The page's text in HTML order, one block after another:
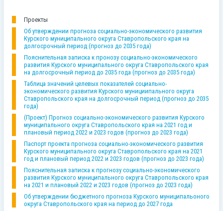
Проекты
Об утверждении прогноза социально-экономического развития
Курского муниципального округа Ставропольского края на
долгосрочный период (прогноз до 2035 года)
Пояснительная записка к пронозу социально-экономического
развития Курского муниципального округа Ставропольского края
на долгосрочный период до 2035 года (прогноз до 2035 года)
Таблица значений целевых показателей социально-
экономического развития Курского мунициипального округа
Ставропольского края на долгосрочный период (прогноз до 2035
года)
(Проект) Прогноз социально-экономического развития Курского
муниципального округа Ставропольского края на 2021 год и
плановый период 2022 и 2023 годов (прогноз до 2023 года)
Паспорт проекта прогноза социально-экономического развития
Курского муниципального округа Ставропольского края на 2021
год и плановый период 2022 и 2023 годов (прогноз до 2023 года)
Пояснительная записка к прогнозу социально-экономического
развития Курского муниципального округа Ставропольского края
на 2021 и плановый 2022 и 2023 годов (прогноз до 2023 года)
Об утверждении бюджетного прогноза Курского муниципальоного
округа Ставропольского края на период до 2027 года